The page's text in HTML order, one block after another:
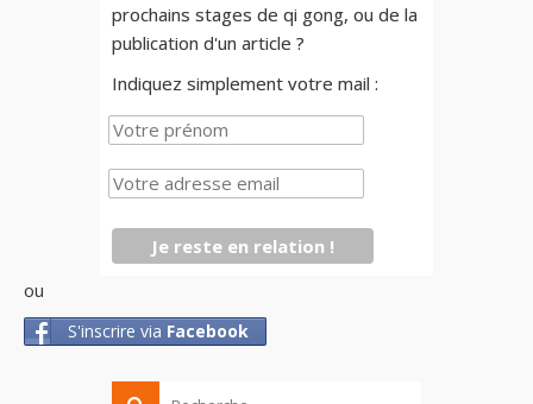
prochains stages de qi gong, ou de la
publication d'un article ?
Indiquez simplement votre mail :
ou
S'inscrire via Facebook